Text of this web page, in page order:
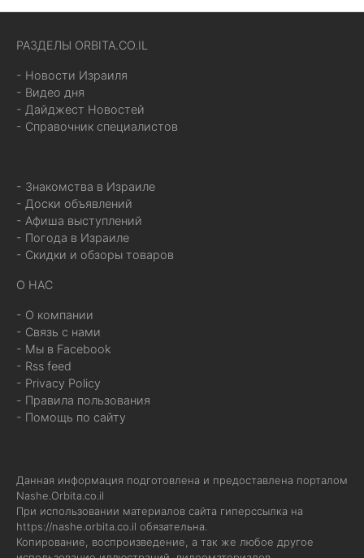
РАЗДЕЛЫ ORBITA.CO.IL
- Новости Израиля
- Видео дня
- Дайджест Новостей
- Справочник специалистов
- Знакомства в Израиле
- Доски объявлений
- Афиша выступлений
- Погода в Израиле
- Скидки и обзоры товаров
О НАС
- О компании
- Связь с нами
- Мы в Facebook
- Rss feed
- Privacy Policy
- Правила пользования
- Помощь по сайту
Данная информация подготовлена и предоставлена порталом
Nashe.Orbita.co.il
При использовании материалов сайта гиперссылка на
https://nashe.orbita.co.il обязательна.
Копирование, воспроизведение, а так же любое другое